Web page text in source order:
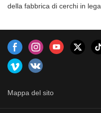
della fabbrica di cerchi in lega.
Mappa del sito